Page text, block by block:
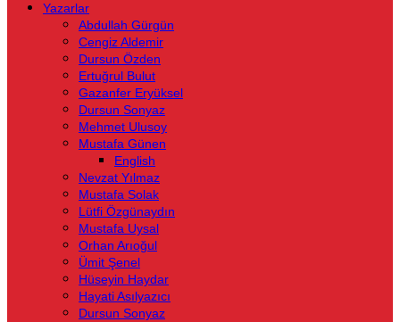
Yazarlar
Abdullah Gürgün
Cengiz Aldemir
Dursun Özden
Ertuğrul Bulut
Gazanfer Eryüksel
Dursun Sonyaz
Mehmet Ulusoy
Mustafa Günen
English
Nevzat Yılmaz
Mustafa Solak
Lütfi Özgünaydın
Mustafa Uysal
Orhan Arıoğul
Ümit Şenel
Hüseyin Haydar
Hayati Asılyazıcı
Dursun Sonyaz